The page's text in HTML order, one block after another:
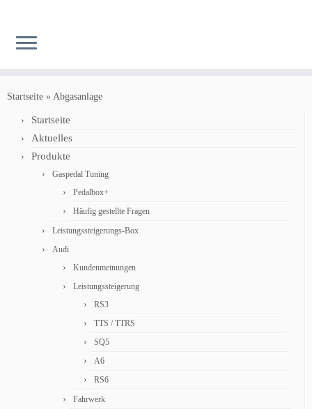
Inhalt
Startseite » Abgasanlage
Startseite
Aktuelles
Produkte
Gaspedal Tuning
Pedalbox+
Häufig gestellte Fragen
Leistungssteigerungs-Box
Audi
Kundenmeinungen
Leistungssteigerung
RS3
TTS / TTRS
SQ5
A6
RS6
Fahrwerk